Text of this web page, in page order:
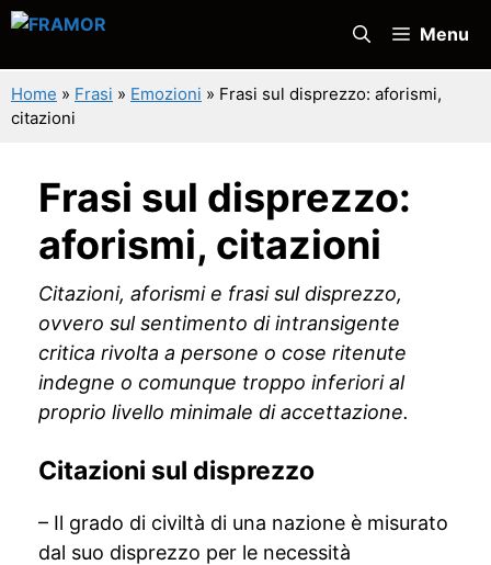
Vai
contenuto
Menu
Home » Frasi » Emozioni » Frasi sul disprezzo: aforismi,
citazioni
Frasi sul disprezzo:
aforismi, citazioni
Citazioni, aforismi e frasi sul disprezzo,
ovvero sul sentimento di intransigente
critica rivolta a persone o cose ritenute
indegne o comunque troppo inferiori al
proprio livello minimale di accettazione.
Citazioni sul disprezzo
– Il grado di civiltà di una nazione è misurato
dal suo disprezzo per le necessità